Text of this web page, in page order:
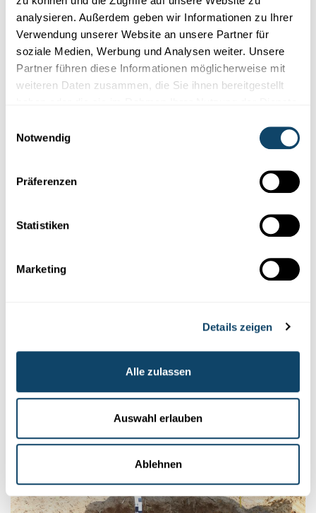
analysieren. Außerdem geben wir Informationen zu Ihrer
Verwendung unserer Website an unsere Partner für
soziale Medien, Werbung und Analysen weiter. Unsere
Partner führen diese Informationen möglicherweise mit
weiteren Daten zusammen, die Sie ihnen bereitgestellt
Notwendig
Präferenzen
Statistiken
Marketing
Details zeigen
Alle zulassen
Auswahl erlauben
Ablehnen
Obstbäume nehmen, in der Regel, Schwermetalle
leichter auf als Beerensträucher oder
Bodengemüse. Deshalb werden diese etwa in
Industriegebieten benutzt, um Böden von
Schwermetallen zu reinigen. Dies nennt man
Dr. Henry-Michel Cauchie
Mat Planze Metaller aus dem Buedem zéien
Wéi zéie Planzen Metaller aus dem Buedem? A kann ee mat
Planzen och Gold gewannen? De Mr Science ënnersicht